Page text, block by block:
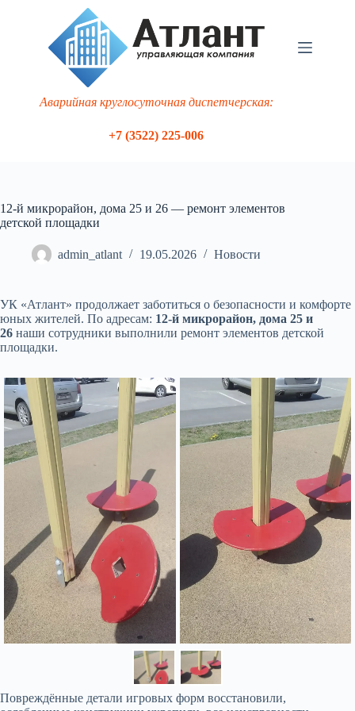
Аварийная круглосуточная диспетчерская:
+7 (3522) 225-006
12-й микрорайон, дома 25 и 26 — ремонт элементов
детской площадки
admin_atlant 19.05.2026 Новости
УК «Атлант» продолжает заботиться о безопасности и комфорте
юных жителей. По адресам: 12-й микрорайон, дома 25 и
26 наши сотрудники выполнили ремонт элементов детской
площадки.
Повреждённые детали игровых форм восстановили,